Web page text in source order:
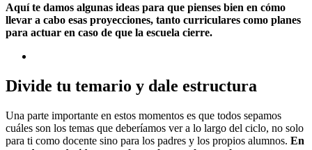
Aquí te damos algunas ideas para que pienses bien en cómo
llevar a cabo esas proyecciones, tanto curriculares como planes
para actuar en caso de que la escuela cierre.
Divide tu temario y dale estructura
Una parte importante en estos momentos es que todos sepamos
cuáles son los temas que deberíamos ver a lo largo del ciclo, no solo
para ti como docente sino para los padres y los propios alumnos. En